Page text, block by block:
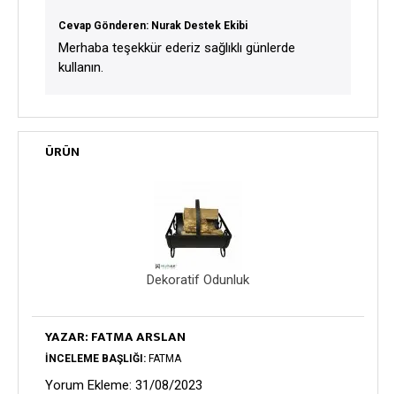
Cevap Gönderen: Nurak Destek Ekibi
Merhaba teşekkür ederiz sağlıklı günlerde
kullanın.
ÜRÜN
Dekoratif Odunluk
YAZAR: FATMA ARSLAN
İNCELEME BAŞLIĞI: FATMA
Yorum Ekleme: 31/08/2023